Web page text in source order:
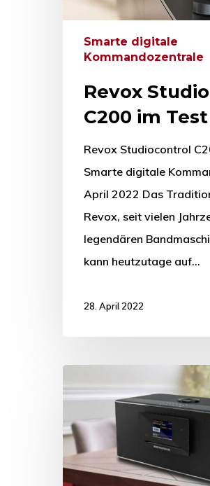
Smarte digitale
Kommandozentrale
Revox
C200 im Test
Revox Studiocontrol
Smarte digitale
April 2022 Das
Revox, seit vielen
legendären
kann heutzutage auf…
28. April 2022